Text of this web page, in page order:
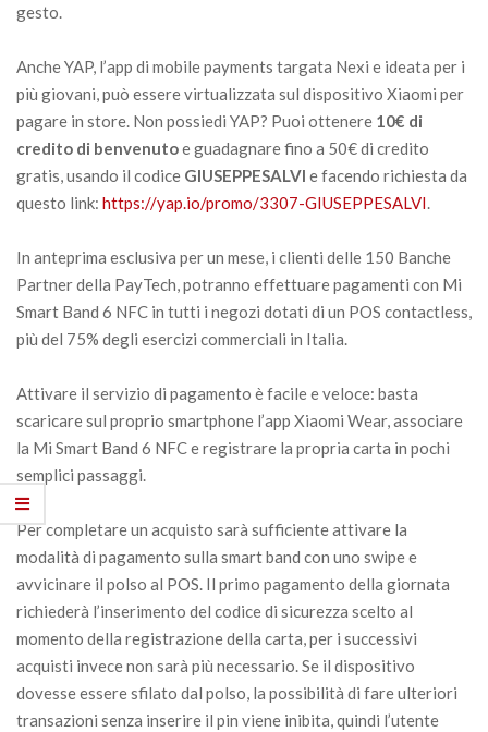
gesto.
Anche YAP, l’app di mobile payments targata Nexi e ideata per i
più giovani, può essere virtualizzata sul dispositivo Xiaomi per
pagare in store. Non possiedi YAP? Puoi ottenere 10€ di
credito di benvenutoe guadagnare fino a 50€ di credito
gratis, usando il codice GIUSEPPESALVI e facendo richiesta da
questo link: https://yap.io/promo/3307-GIUSEPPESALVI.
In anteprima esclusiva per un mese, i clienti delle 150 Banche
Partner della PayTech, potranno effettuare pagamenti con Mi
Smart Band 6 NFC in tutti i negozi dotati di un POS contactless,
più del 75% degli esercizi commerciali in Italia.
Attivare il servizio di pagamento è facile e veloce: basta
scaricare sul proprio smartphone l’app Xiaomi Wear, associare
la Mi Smart Band 6 NFC e registrare la propria carta in pochi
semplici passaggi.
Per completare un acquisto sarà sufficiente attivare la
modalità di pagamento sulla smart band con uno swipe e
avvicinare il polso al POS. Il primo pagamento della giornata
richiederà l’inserimento del codice di sicurezza scelto al
momento della registrazione della carta, per i successivi
acquisti invece non sarà più necessario. Se il dispositivo
dovesse essere sfilato dal polso, la possibilità di fare ulteriori
transazioni senza inserire il pin viene inibita, quindi l’utente